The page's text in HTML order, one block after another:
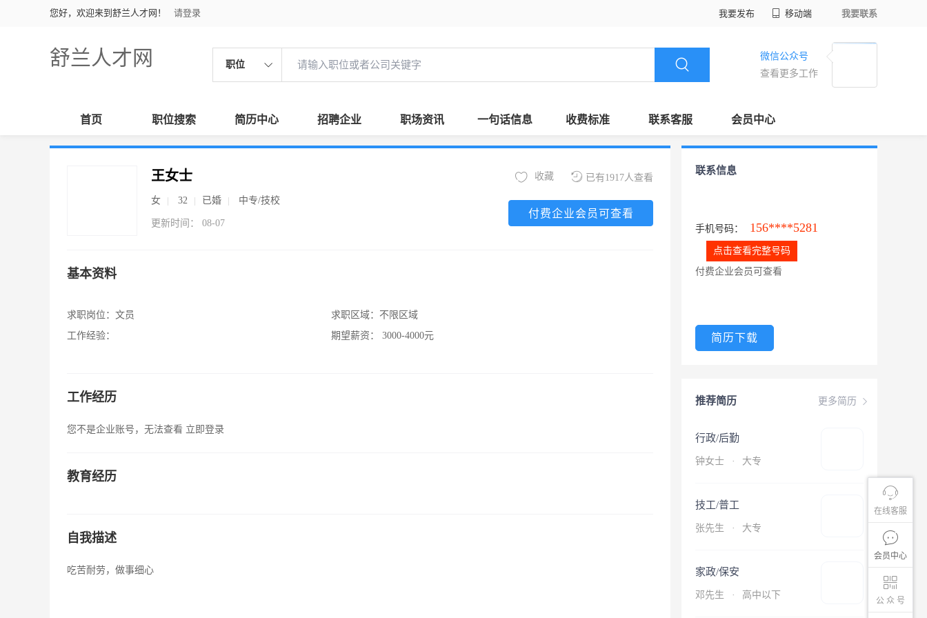
您好，欢迎来到舒兰人才网！ 请登录 我要发布 移动端 我要联系
舒兰人才网 职位
微信公众号
查看更多工作
首页 职位搜索 简历中心 招聘企业 职场资讯 一句话信息 收费标准 联系客服 会员中心
在线客服
会员中心
公 众 号
王女士
女 32 已婚 中专/技校
更新时间： 08-07
已有1917人查看
收藏
付费企业会员可查看
基本资料
求职岗位： 文员
工作经验：
求职区域： 不限区域
期望薪资：
3000-4000元
工作经历
您不是企业账号，无法查看 立即登录
教育经历
自我描述
吃苦耐劳，做事细心
联系信息
手机号码： 156****5281
点击查看完整号码
付费企业会员可查看
简历下载
更多简历
推荐简历
行政/后勤
钟女士 · 大专
技工/普工
张先生 · 大专
家政/保安
邓先生 · 高中以下